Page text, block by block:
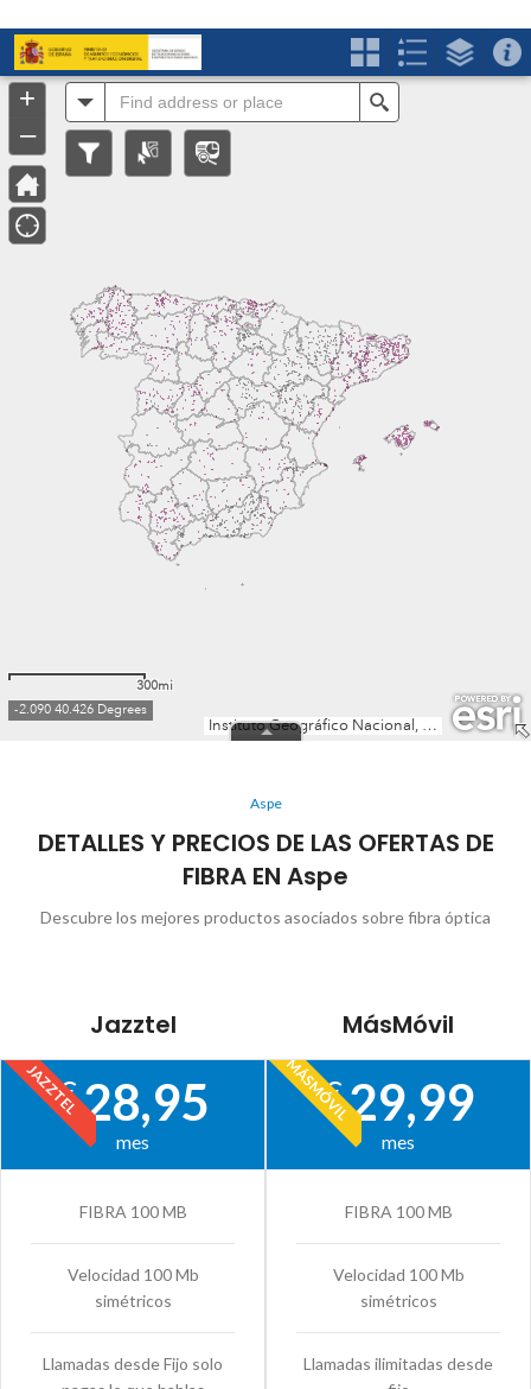
Aspe
DETALLES Y PRECIOS DE LAS OFERTAS DE
FIBRA EN Aspe
Descubre los mejores productos asociados sobre fibra óptica
Jazztel
JAZZTEL
€28,95
mes
FIBRA 100 MB
Velocidad 100 Mb
simétricos
Llamadas desde Fijo solo
MásMóvil
MÁSMÓVIL
€29,99
mes
FIBRA 100 MB
Velocidad 100 Mb
simétricos
Llamadas ilimitadas desde